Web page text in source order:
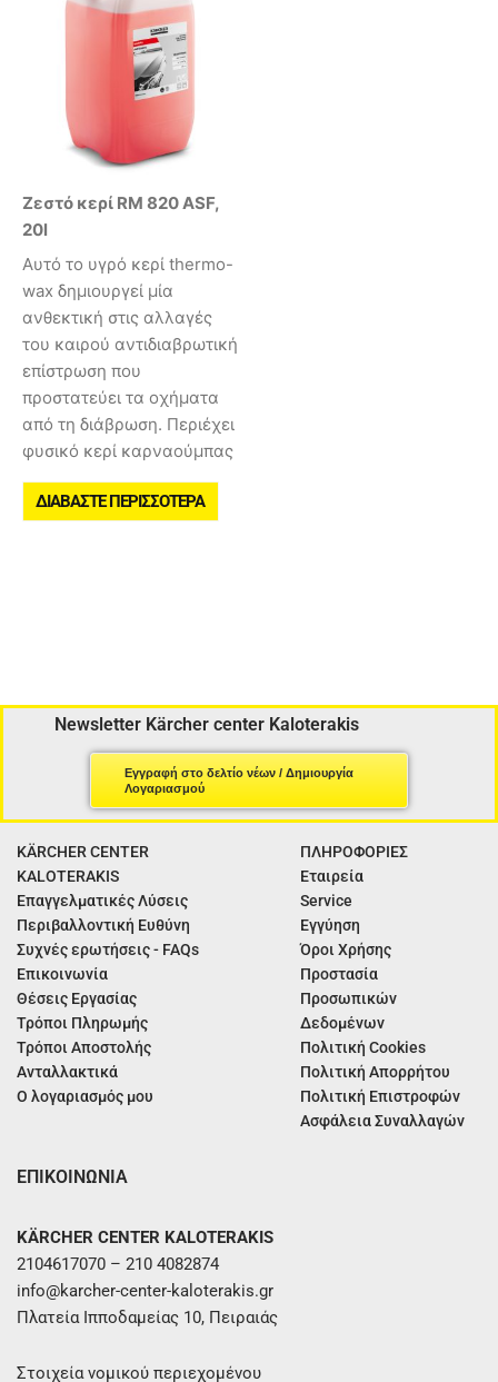
Ζεστό κερί RM 820 ASF,
20l
Αυτό το υγρό κερί thermo-
wax δημιουργεί μία
ανθεκτική στις αλλαγές
του καιρού αντιδιαβρωτική
επίστρωση που
προστατεύει τα οχήματα
από τη διάβρωση. Περιέχει
φυσικό κερί καρναούμπας
ΔΙΑΒΆΣΤΕ ΠΕΡΙΣΣΌΤΕΡΑ
Newsletter Kärcher center Kaloterakis
Εγγραφή στο δελτίο νέων / Δημιουργία
Λογαριασμού
KÄRCHER CENTER
KALOTERAKIS
Επαγγελματικές Λύσεις
Περιβαλλοντική Ευθύνη
Συχνές ερωτήσεις - FAQs
Επικοινωνία
Θέσεις Εργασίας
Τρόποι Πληρωμής
Τρόποι Αποστολής
Ανταλλακτικά
Ο λογαριασμός μου
ΠΛΗΡΟΦΟΡΙΕΣ
Εταιρεία
Service
Εγγύηση
Όροι Χρήσης
Προστασία
Προσωπικών
Δεδομένων
Πολιτική Cookies
Πολιτική Απορρήτου
Πολιτική Επιστροφών
Ασφάλεια Συναλλαγών
ΕΠΙΚΟΙΝΩΝΙΑ
KÄRCHER CENTER KALOTERAKIS
2104617070 – 210 4082874
info@karcher-center-kaloterakis.gr
Πλατεία Ιπποδαμείας 10, Πειραιάς
Στοιχεία νομικού περιεχομένου